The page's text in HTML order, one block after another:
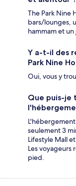
The Park Nine
bars/lounges,
hammam et un
Y a-t-il des
Park Nine
Oui, vous y
Que puis-je
seulement 3
Lifestyle Mall
Les voyageurs
pied.